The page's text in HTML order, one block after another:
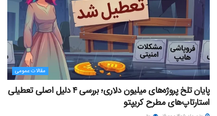
مقالات عمومی
پایان تلخ پروژه‌های میلیون دلاری؛ بررسی ۴ دلیل اصلی تعطیلی
استارتاپ‌های مطرح کریپتو